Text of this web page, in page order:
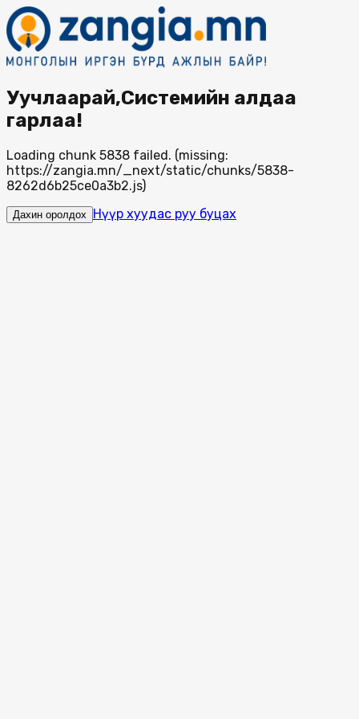
Уучлаарай,Системийн алдаа
гарлаа!
Loading chunk 5838 failed. (missing:
https://zangia.mn/_next/static/chunks/5838-
8262d6b25ce0a3b2.js)
Дахин оролдох Нүүр хуудас руу буцах